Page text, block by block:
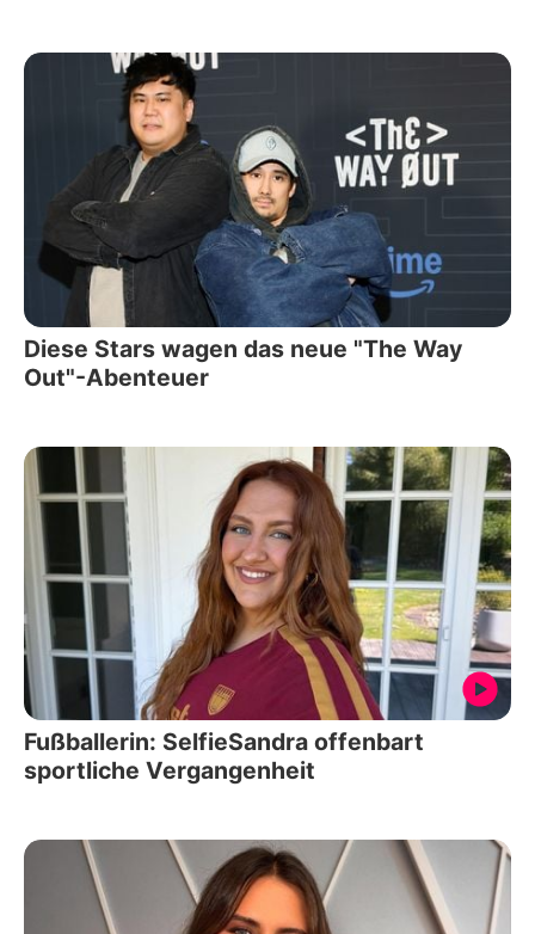
Diese Stars wagen das neue "The Way
Out"-Abenteuer
Fußballerin: SelfieSandra offenbart
sportliche Vergangenheit